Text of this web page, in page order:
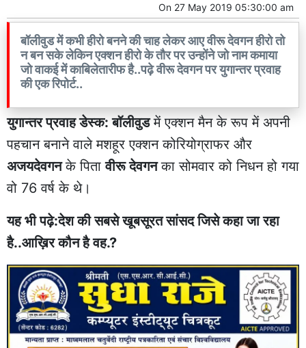
On 27 May 2019 05:30:00 am
बॉलीवुड में कभी हीरो बनने की चाह लेकर आए वीरू देवगन हीरो तो
न बन सके लेकिन एक्शन हीरो के तौर पर उन्होंने जो नाम कमाया
जो वाकई में काबिलेतारीफ है..पढ़े वीरू देवगन पर युगान्तर प्रवाह
की एक रिपोर्ट..
युगान्तर प्रवाह डेस्क:बॉलीवुडमें एक्शन मैन के रूप में अपनी
पहचान बनाने वाले मशहूर एक्शन कोरियोग्राफर और
अजयदेवगनके पितावीरू देवगनका सोमवार को निधन हो गया
वो 76 वर्ष के थे।
यह भी पढ़े:देश की सबसे खूबसूरत सांसद जिसे कहा जा रहा
है..आख़िर कौन है वह.?